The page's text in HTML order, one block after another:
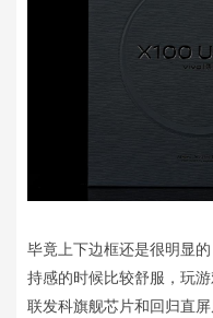
毕竟上下边框还是很明显
持感的时候比较舒服，玩
联发科旗舰芯片和回归直